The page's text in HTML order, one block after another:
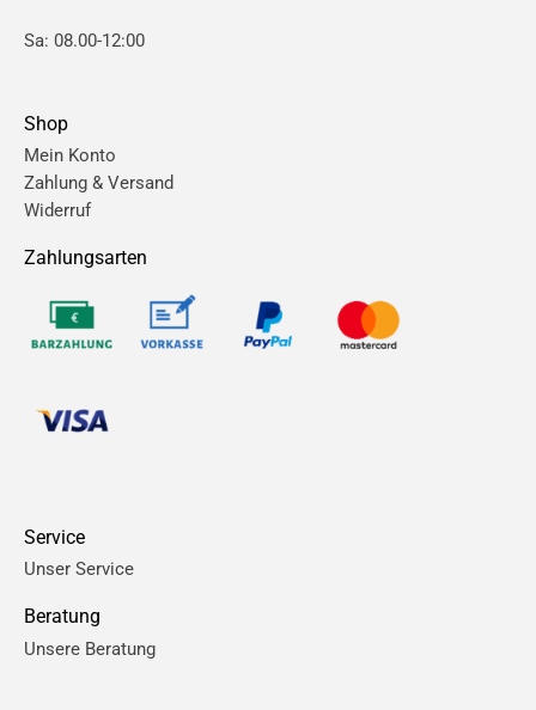
Sa: 08.00-12:00
Shop
Mein Konto
Zahlung & Versand
Widerruf
Zahlungsarten
Service
Unser Service
Beratung
Unsere Beratung